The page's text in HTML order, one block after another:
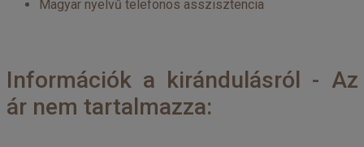
Magyar nyelvű telefonos asszisztencia
Információk a kirándulásról - Az
ár nem tartalmazza: